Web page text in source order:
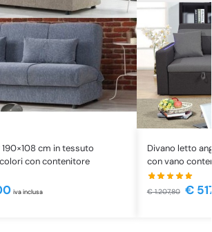
cm in tessuto
con contenitore
iva inclusa
Divano letto
con vano
€1.207,80 €